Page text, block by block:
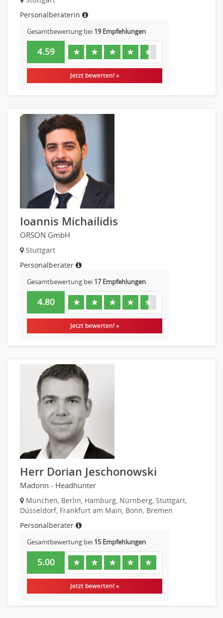
Personalberaterin
Gesamtbewertung bei 19 Empfehlungen
4.59 ★ ★ ★ ★ ★
Jetzt bewerten! »
Ioannis Michailidis
ORSON GmbH
Stuttgart
Personalberater
Gesamtbewertung bei 17 Empfehlungen
4.80 ★ ★ ★ ★ ★
Jetzt bewerten! »
Herr Dorian Jeschonowski
Madonn - Headhunter
München, Berlin, Hamburg, Nürnberg, Stuttgart,
Düsseldorf, Frankfurt am Main, Bonn, Bremen
Personalberater
Gesamtbewertung bei 15 Empfehlungen
5.00 ★ ★ ★ ★ ★
Jetzt bewerten! »